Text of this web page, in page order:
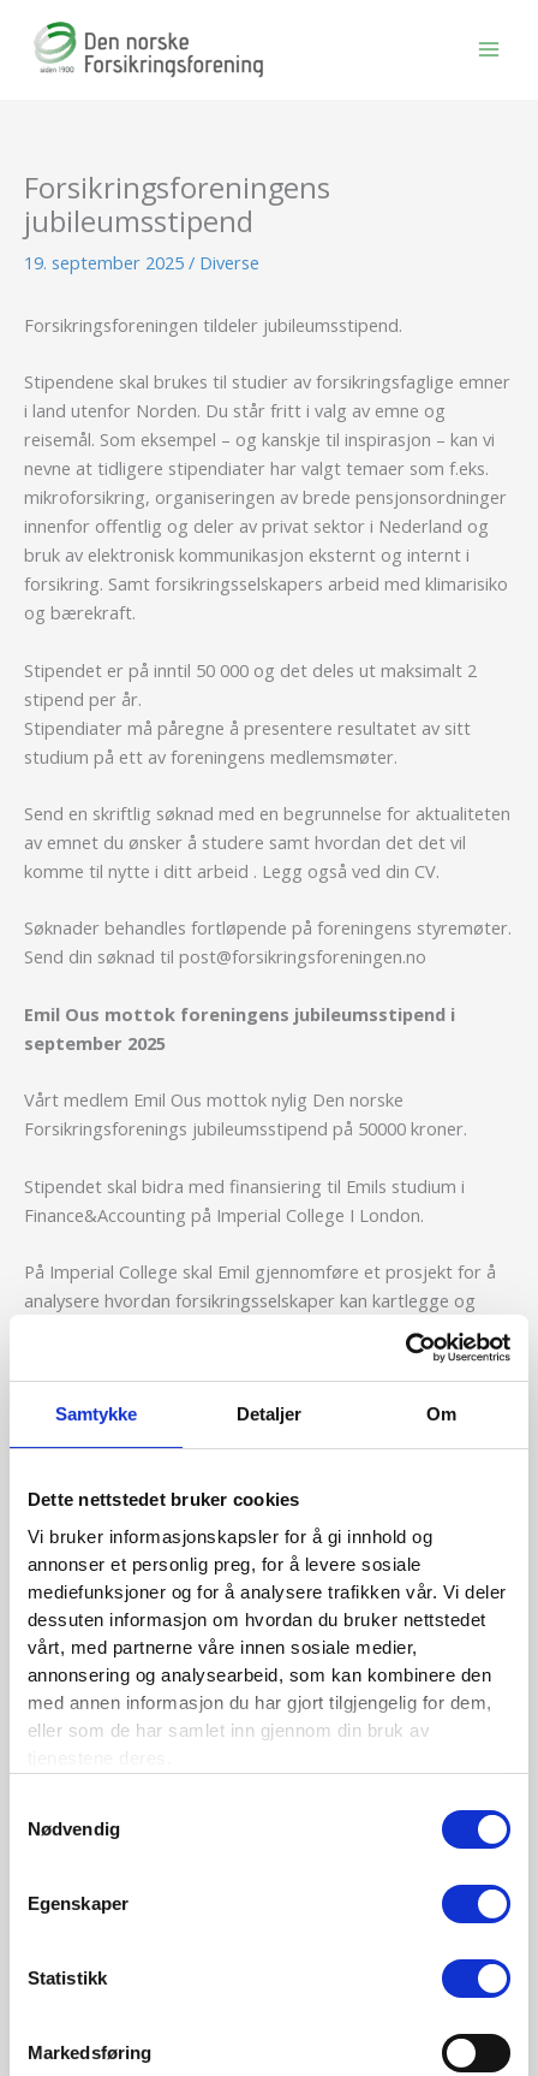
Samtykke Detaljer Om
Dette nettstedet bruker cookies
Vi bruker informasjonskapsler for å gi innhold og
annonser et personlig preg, for å levere sosiale
mediefunksjoner og for å analysere trafikken vår. Vi deler
dessuten informasjon om hvordan du bruker nettstedet
vårt, med partnerne våre innen sosiale medier,
annonsering og analysearbeid, som kan kombinere den
med annen informasjon du har gjort tilgjengelig for dem,
eller som de har samlet inn gjennom din bruk av
Nødvendig
Egenskaper
Statistikk
Markedsføring
Forsikringsforeningens
jubileumsstipend
19. september 2025 / Diverse
Forsikringsforeningen tildeler jubileumsstipend.
Stipendene skal brukes til studier av forsikringsfaglige emner
i land utenfor Norden. Du står fritt i valg av emne og
reisemål. Som eksempel – og kanskje til inspirasjon – kan vi
nevne at tidligere stipendiater har valgt temaer som f.eks.
mikroforsikring, organiseringen av brede pensjonsordninger
innenfor offentlig og deler av privat sektor i Nederland og
bruk av elektronisk kommunikasjon eksternt og internt i
forsikring. Samt forsikringsselskapers arbeid med klimarisiko
og bærekraft.
Stipendet er på inntil 50 000 og det deles ut maksimalt 2
stipend per år.
Stipendiater må påregne å presentere resultatet av sitt
studium på ett av foreningens medlemsmøter.
Send en skriftlig søknad med en begrunnelse for aktualiteten
av emnet du ønsker å studere samt hvordan det det vil
komme til nytte i ditt arbeid . Legg også ved din CV.
Søknader behandles fortløpende på foreningens styremøter.
Send din søknad til post@forsikringsforeningen.no
Emil Ous mottok foreningens jubileumsstipend i
september 2025
Vårt medlem Emil Ous mottok nylig Den norske
Forsikringsforenings jubileumsstipend på 50000 kroner.
Stipendet skal bidra med finansiering til Emils studium i
Finance&Accounting på Imperial College I London.
På Imperial College skal Emil gjennomføre et prosjekt for å
analysere hvordan forsikringsselskaper kan kartlegge og
prise fysisk klimarisiko, som flom, tørke og ekstremvær. Han
vil studere hvordan forsikringsmekanismer kan redusere
risiko i grønne investeringer slik at tiltak innen fornybar
energi og klimatilpasning blir mer attraktive for
kapitalmarkedene.
En forutsetning for tildelingen av stipendet er at Emil ved
avsluttet prosjekt gir en presentasjon på ett av våre
medlemsmøter. Det ser vi frem til!
Emil Ous mottok foreningens
2025.